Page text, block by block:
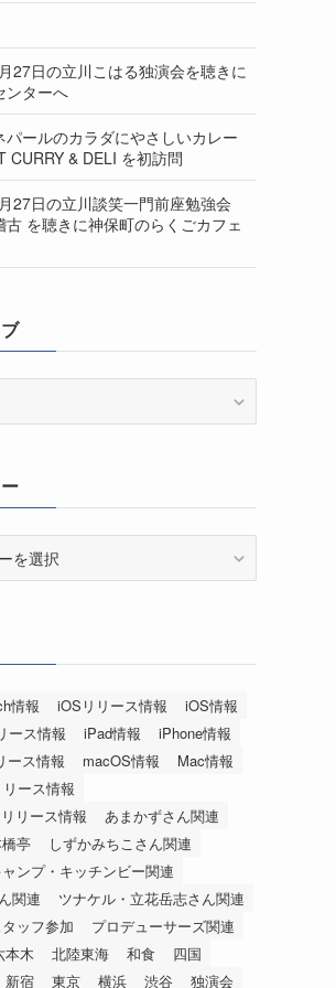
27日の立川こはる独演会を聴きに
ンターへ
パールのカラダにやさしいカレー
CURRY & DELI を初訪問
27日の立川談笑一門前座勉強会
古 を聴きに神保町のらくごカフェ
情報 iOSリリース情報
iOS情報
ース情報
iPad情報
iPhone情報
ース情報
macOS情報
Mac情報
ース情報
リース情報
あまかずさん関連
亭
しずかみちこさん関連
ンプ・キッチンビー関連
関連
ツナケル・立花岳志さん関連
ッフ参加
プロデューサーズ関連
本木 北陸東海 和食
四国
新宿 東京 横浜 渋谷 独演会